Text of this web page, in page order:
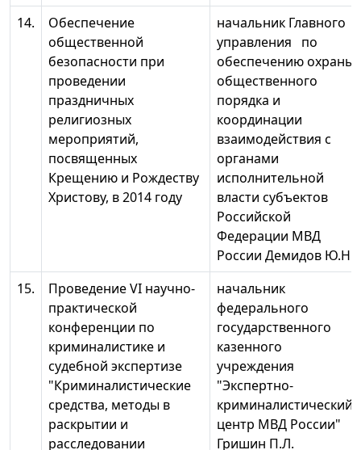
14.
Обеспечение
общественной
безопасности при
проведении
праздничных
религиозных
мероприятий,
посвященных
Крещению и Рождеству
Христову, в 2014 году
начальник Главного
управления по
обеспечению охраны
общественного
порядка и
координации
взаимодействия с
органами
исполнительной
власти субъектов
Российской
Федерации МВД
России Демидов Ю.Н.
15.
Проведение VI научно-
практической
конференции по
криминалистике и
судебной экспертизе
"Криминалистические
средства, методы в
раскрытии и
расследовании
начальник
федерального
государственного
казенного
учреждения
"Экспертно-
криминалистический
центр МВД России"
Гришин П.Л.